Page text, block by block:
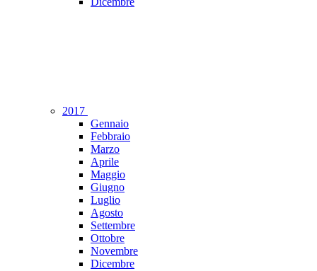
2017
Gennaio
Febbraio
Marzo
Aprile
Maggio
Giugno
Luglio
Agosto
Settembre
Ottobre
Novembre
Dicembre